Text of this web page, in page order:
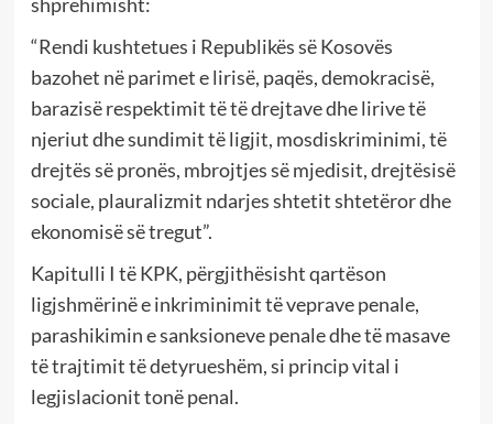
“Rendi kushtetues i Republikës së Kosovës
bazohet në parimet e lirisë, paqës, demokracisë,
barazisë respektimit të të drejtave dhe lirive të
njeriut dhe sundimit të ligjit, mosdiskriminimi, të
drejtës së pronës, mbrojtjes së mjedisit, drejtësisë
sociale, plauralizmit ndarjes shtetit shtetëror dhe
ekonomisë së tregut”.
Kapitulli I të KPK, përgjithësisht qartëson
ligjshmërinë e inkriminimit të veprave penale,
parashikimin e sanksioneve penale dhe të masave
të trajtimit të detyrueshëm, si princip vital i
legjislacionit tonë penal.